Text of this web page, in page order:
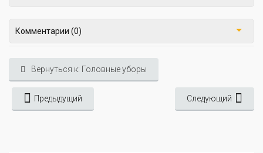
Комментарии (0)
Вернуться к: Головные уборы
Предыдущий Следующий